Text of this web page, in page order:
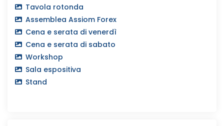
Tavola rotonda
Assemblea Assiom Forex
Cena e serata di venerdì
Cena e serata di sabato
Workshop
Sala espositiva
Stand